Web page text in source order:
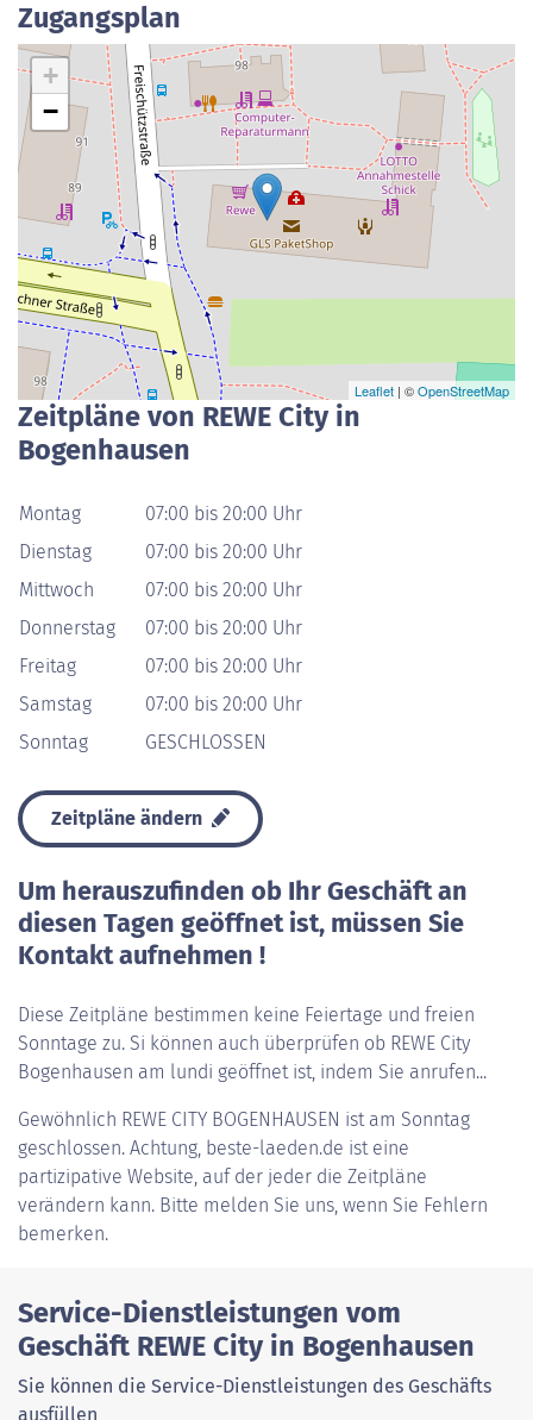
Zugangsplan
+
−
Leaflet | ©OpenStreetMap
Zeitpläne von REWE City in
Bogenhausen
Montag
07:00 bis 20:00 Uhr
Dienstag
07:00 bis 20:00 Uhr
Mittwoch
07:00 bis 20:00 Uhr
Donnerstag
07:00 bis 20:00 Uhr
Freitag
07:00 bis 20:00 Uhr
Samstag
07:00 bis 20:00 Uhr
Sonntag
GESCHLOSSEN
Zeitpläne ändern
Um herauszufinden ob Ihr Geschäft an
diesen Tagen geöffnet ist, müssen Sie
Kontakt aufnehmen !
Diese Zeitpläne bestimmen keine Feiertage und freien
Sonntage zu. Si können auch überprüfen ob REWE City
Bogenhausen am lundi geöffnet ist, indem Sie anrufen...
Gewöhnlich REWE CITY BOGENHAUSEN ist am Sonntag
geschlossen. Achtung, beste-laeden.de ist eine
partizipative Website, auf der jeder die Zeitpläne
verändern kann. Bitte melden Sie uns, wenn Sie Fehlern
bemerken.
Service-Dienstleistungen vom
Geschäft REWE City in Bogenhausen
Sie können die Service-Dienstleistungen des Geschäfts
ausfüllen